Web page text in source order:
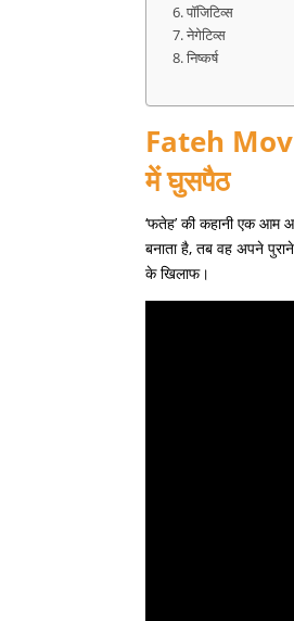
पॉजिटिव्स
नेगेटिव्स
निष्कर्ष
Fateh
में घुसपैठ
‘फतेह’ की कहानी एक आम
बनाता है, तब वह अपने
के खिलाफ।